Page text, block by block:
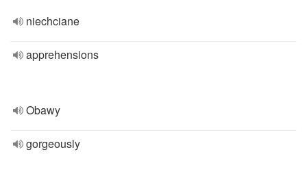
niechciane
apprehensions
Obawy
gorgeously